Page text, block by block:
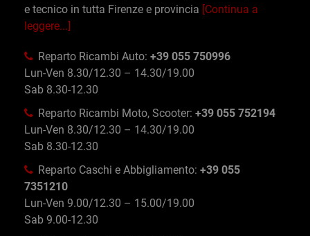
e tecnico in tutta Firenze e provincia [Continua a
leggere...]
Reparto Ricambi Auto: +39 055 750996
Lun-Ven 8.30/12.30 – 14.30/19.00
Sab 8.30-12.30
Reparto Ricambi Moto, Scooter: +39 055 752194
Lun-Ven 8.30/12.30 – 14.30/19.00
Sab 8.30-12.30
Reparto Caschi e Abbigliamento: +39 055
7351210
Lun-Ven 9.00/12.30 – 15.00/19.00
Sab 9.00-12.30